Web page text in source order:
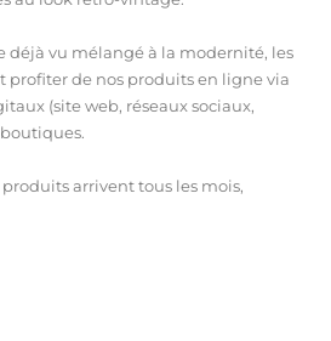
déjà vu mélangé à la modernité, les
profiter de nos produits en ligne via
(site web, réseaux sociaux,
arrivent tous les mois,